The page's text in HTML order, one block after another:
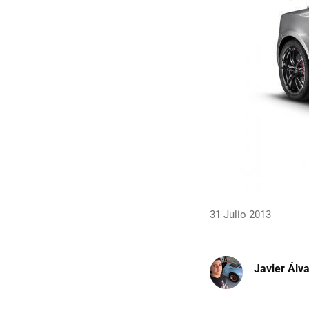
31 Julio 2013
Javier